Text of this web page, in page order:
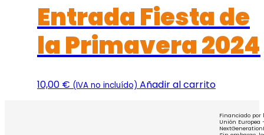
Entrada Fiesta de
la Primavera 2024
10,00 € (IVA no incluído) Añadir al carrito
Financiado por
Unión Europea